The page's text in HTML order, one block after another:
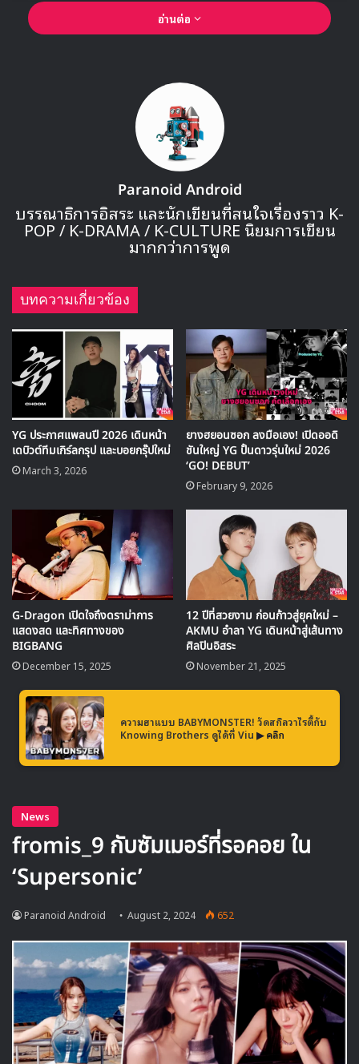
Dragon ได้รับสิทธิการใช้ชื่อ “G-Dragon” และ “GD” จาก YG
Entertainment และได้โอนสิทธินี้ไปยัง Galaxy
🎙GYUBIN ปลื้มเมืองไทยขนาดไหน? ถึงกลับมาถ่าย
MV เพลงใหม่ LIKE U 100 ที่กรุงเทพ
▶ คลิกดูสัมภาษณ์พิเศษ
ข้อมูลจาก Korea Intellectual Property Rights
Information Service (KIPRIS) ระบุว่า สิทธิการใช้ชื่อ “G-
Dragon” ได้ถูกโอนจาก YG Entertainment ไปยังควอนจียง
เมื่อวันที่ 17 พฤษภาคม และถูกโอนต่อไปยัง Galaxy
Corporation ในวันที่ 21 พฤษภาคม ซึ่งการโอนสิทธินี้เกิดขึ้น
ก่อนที่ G-Dragon จะเริ่มทำกิจกรรมอย่างเป็นทางการกับ
Galaxy Corporation ในเดือนมิถุนายน
ตัวแทนจาก Galaxy Corporation ได้ออกมายืนยันว่า
“ปัจจุบัน Galaxy Corporation มีสิทธิการใช้ชื่อ ‘G-Dragon’
และ ‘GD’ เป็นของตนเอง ซึ่งเป็นความกรุณาจาก ยังฮยอนซอก
ผู้บริหารของ YG Entertainment ที่โอนสิทธิให้โดยไม่มีการ
เรียกเก็บค่าตอบแทนใดๆ”
ชื่อ “G-Dragon” เป็นชื่อที่มีความสำคัญและเป็นส่วนหนึ่งของอัต
ลักษณ์ของควอนจียงมาตั้งแต่เดบิวต์กับวง BIGBANG ในปี
2006 ซึ่ง YG Entertainment ได้ทำการจดสิทธิบัตรในชื่อ
“G-Dragon” มาตั้งแต่ปี 2004 และได้โอนสิทธินี้ให้กับ G-
การโอนสิทธิในครั้งนี้เป็นตัวอย่างที่ดีในการสนับสนุนศิลปินใน
การย้ายค่ายโดยไม่เกิดปัญหาในเรื่องการใช้ชื่อ ซึ่งมักจะเป็น
ปัญหาในวงการบันเทิง อย่างไรก็ตาม Galaxy Corporation
ได้เปิดเผยว่า G-Dragon กำลังเตรียมตัวสำหรับการคัมแบคใน
G-Dragon เป็นที่รู้จักจากผลงานเพลงฮิตมากมายทั้งในฐานะ
สมาชิกวง BIGBANG และในฐานะศิลปินโซโล่ เช่น “Lies,”
“Haru Haru,” “Bang Bang Bang,” “Crooked,” และ
“Untitled, 2014”
G-Dragon Galaxy Corporation
อ่านต่อ
Paranoid Android
บรรณาธิการอิสระ และนักเขียนที่สนใจเรื่องราว K-
POP / K-DRAMA / K-CULTURE นิยมการเขียน
มากกว่าการพูด
บทความเกี่ยวข้อง
YG ประกาศแพลนปี 2026 เดินหน้า
เดบิวต์ทีมเกิร์ลกรุป และบอยกรุ๊ปใหม่
March 3, 2026
ยางฮยอนซอก ลงมือเอง! เปิดออดิ
ชันใหญ่ YG ปั้นดาวรุ่นใหม่ 2026
‘GO! DEBUT’
February 9, 2026
G-Dragon เปิดใจถึงดราม่าการ
แสดงสด และทิศทางของ
BIGBANG
December 15, 2025
12 ปีที่สวยงาม ก่อนก้าวสู่ยุคใหม่ –
AKMU อำลา YG เดินหน้าสู่เส้นทาง
ศิลปินอิสระ
November 21, 2025
ความฮาแบบ BABYMONSTER! วัดสกิลวาไรตี้กับ
Knowing Brothers ดูได้ที่ Viu ▶ คลิก